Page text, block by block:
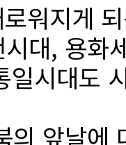
워지게
대, 용화
시대도
의 앞날에